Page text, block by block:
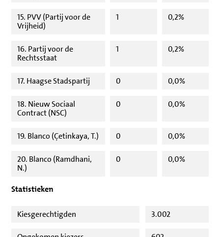
15. PVV (Partij voor de
Vrijheid)
1 0,2%
16. Partij voor de
Rechtsstaat
1 0,2%
17. Haagse Stadspartij 0 0,0%
18. Nieuw Sociaal
Contract (NSC)
0 0,0%
19. Blanco (Çetinkaya, T.) 0 0,0%
20. Blanco (Ramdhani,
N.)
0 0,0%
Statistieken
Kiesgerechtigden 3.002